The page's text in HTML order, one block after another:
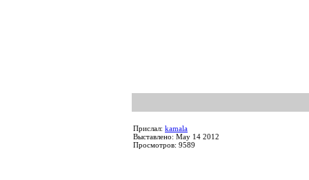
Прислал: kamala
Выставлено: May 14 2012
Просмотров: 9589